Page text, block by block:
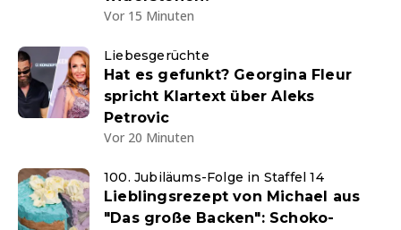
Vor 15 Minuten
Liebesgerüchte
Hat es gefunkt? Georgina Fleur
spricht Klartext über Aleks
Petrovic
Vor 20 Minuten
100. Jubiläums-Folge in Staffel 14
Lieblingsrezept von Michael aus
"Das große Backen": Schoko-